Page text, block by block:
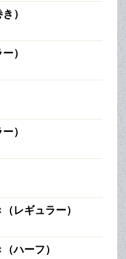
）
）
）
レギュラー）
ハーフ）